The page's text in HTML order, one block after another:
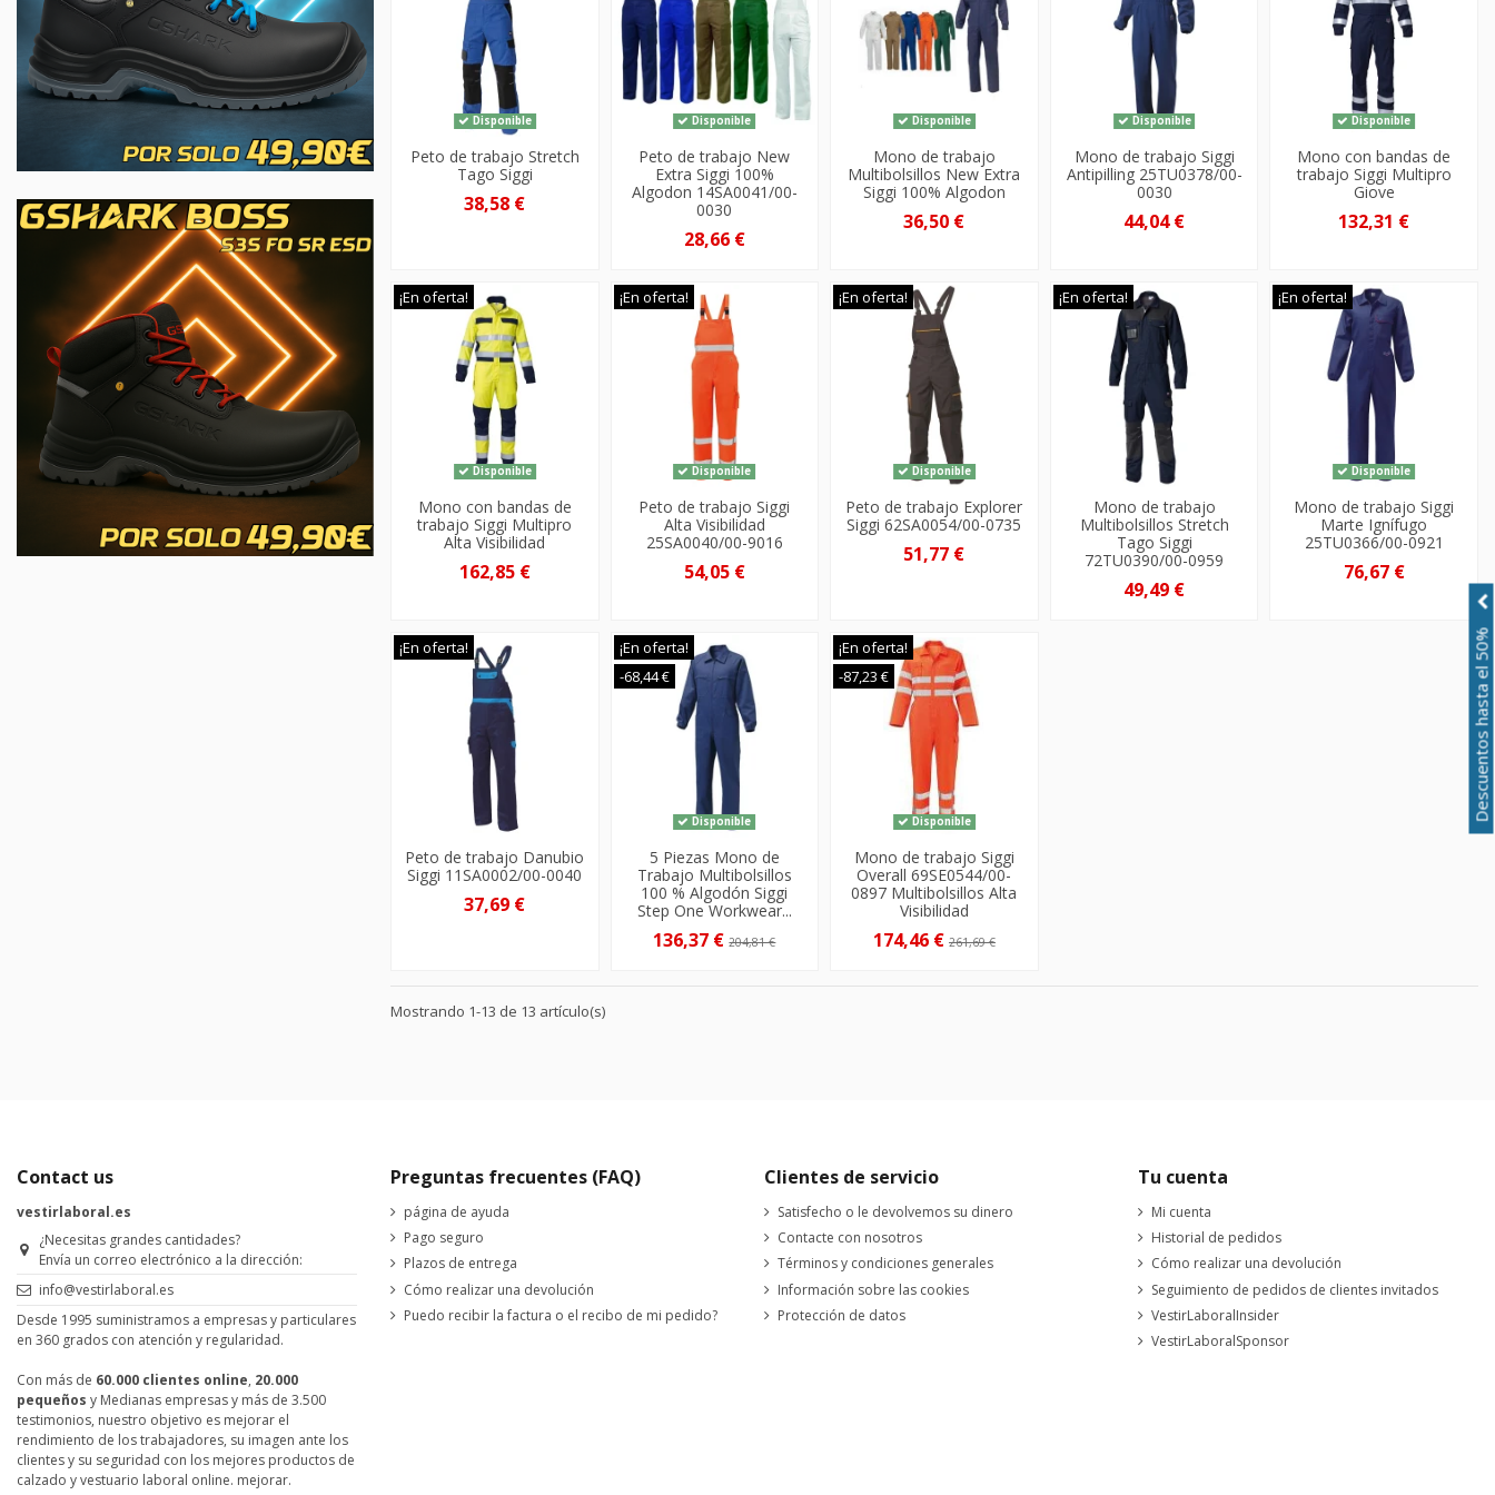
Disponible
Peto de trabajo Stretch
Tago Siggi
38,58 €
Disponible
Peto de trabajo New
Extra Siggi 100%
Algodon 14SA0041/00-
0030
28,66 €
Disponible
Mono de trabajo
Multibolsillos New Extra
Siggi 100% Algodon
36,50 €
Disponible
Mono de trabajo Siggi
Antipilling 25TU0378/00-
0030
44,04 €
Disponible
Mono con bandas de
trabajo Siggi Multipro
Giove
132,31 €
¡En oferta!
Disponible
Mono con bandas de
trabajo Siggi Multipro
Alta Visibilidad
162,85 €
¡En oferta!
Disponible
Peto de trabajo Siggi
Alta Visibilidad
25SA0040/00-9016
54,05 €
¡En oferta!
Disponible
Peto de trabajo Explorer
Siggi 62SA0054/00-0735
51,77 €
¡En oferta!
Mono de trabajo
Multibolsillos Stretch
Tago Siggi
72TU0390/00-0959
49,49 €
¡En oferta!
Disponible
Mono de trabajo Siggi
Marte Ignífugo
25TU0366/00-0921
76,67 €
¡En oferta!
Peto de trabajo Danubio
Siggi 11SA0002/00-0040
37,69 €
¡En oferta!
-68,44 €
Disponible
5 Piezas Mono de
Trabajo Multibolsillos
100 % Algodón Siggi
Step One Workwear...
136,37 €204,81 €
¡En oferta!
-87,23 €
Disponible
Mono de trabajo Siggi
Overall 69SE0544/00-
0897 Multibolsillos Alta
Visibilidad
174,46 € 261,69 €
Mostrando 1-13 de 13 artículo(s)
Contact us
vestirlaboral.es
¿Necesitas grandes cantidades?
Envía un correo electrónico a la dirección:
info@vestirlaboral.es
Desde 1995 suministramos a empresas y particulares
en 360 grados con atención y regularidad.
Con más de 60.000 clientes online, 20.000
pequeños y Medianas empresas y más de 3.500
testimonios, nuestro objetivo es mejorar el
rendimiento de los trabajadores, su imagen ante los
clientes y su seguridad con los mejores productos de
calzado y vestuario laboral online. mejorar.
Preguntas frecuentes (FAQ)
página de ayuda
Pago seguro
Plazos de entrega
Cómo realizar una devolución
Puedo recibir la factura o el recibo de mi pedido?
Clientes de servicio
Satisfecho o le devolvemos su dinero
Contacte con nosotros
Términos y condiciones generales
Información sobre las cookies
Protección de datos
Tu cuenta
Mi cuenta
Historial de pedidos
Cómo realizar una devolución
Seguimiento de pedidos de clientes invitados
VestirLaboralInsider
VestirLaboralSponsor
Descuentos hasta el 50%